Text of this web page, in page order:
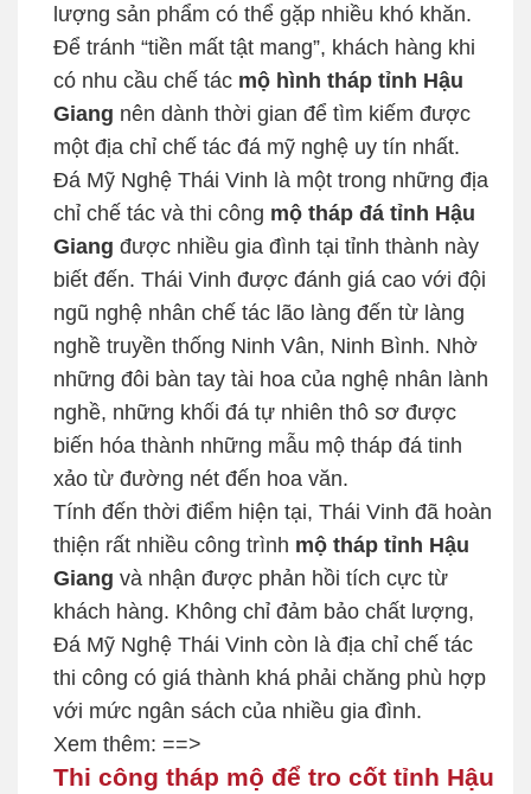
lượng sản phẩm có thể gặp nhiều khó khăn.
Để tránh “tiền mất tật mang”, khách hàng khi
có nhu cầu chế tác mộ hình tháp tỉnh Hậu
Giang nên dành thời gian để tìm kiếm được
một địa chỉ chế tác đá mỹ nghệ uy tín nhất.
Đá Mỹ Nghệ Thái Vinh là một trong những địa
chỉ chế tác và thi công mộ tháp đá tỉnh Hậu
Giang được nhiều gia đình tại tỉnh thành này
biết đến. Thái Vinh được đánh giá cao với đội
ngũ nghệ nhân chế tác lão làng đến từ làng
nghề truyền thống Ninh Vân, Ninh Bình. Nhờ
những đôi bàn tay tài hoa của nghệ nhân lành
nghề, những khối đá tự nhiên thô sơ được
biến hóa thành những mẫu mộ tháp đá tinh
xảo từ đường nét đến hoa văn.
Tính đến thời điểm hiện tại, Thái Vinh đã hoàn
thiện rất nhiều công trình mộ tháp tỉnh Hậu
Giang và nhận được phản hồi tích cực từ
khách hàng. Không chỉ đảm bảo chất lượng,
Đá Mỹ Nghệ Thái Vinh còn là địa chỉ chế tác
thi công có giá thành khá phải chăng phù hợp
với mức ngân sách của nhiều gia đình.
Xem thêm: ==>
Thi công tháp mộ để tro cốt tỉnh Hậu